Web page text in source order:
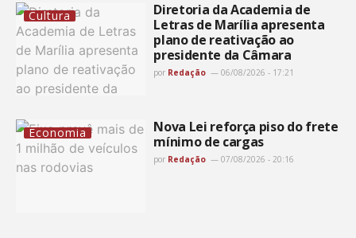
Cultura
Diretoria da Academia de
Letras de Marília apresenta
plano de reativação ao
presidente da Câmara
por Redação 06/08/2026 - 17:21
Economia
Nova Lei reforça piso do frete
mínimo de cargas
por Redação 07/08/2026 - 20:16